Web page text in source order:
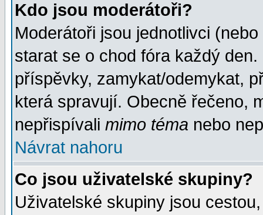
Kdo jsou moderátoři?
Moderátoři jsou jednotlivci
starat se o chod fóra každý
příspěvky, zamykat/odemykat,
která spravují. Obecně řečeno,
nepřispívali mimo téma nebo
Návrat nahoru
Co jsou uživatelské skupiny?
Uživatelské skupiny jsou